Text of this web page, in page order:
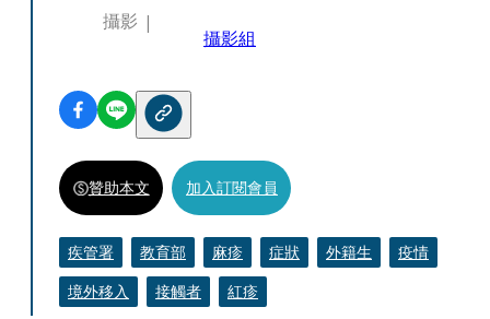
攝影
攝影組
贊助本文 加入訂閱會員
疾管署 教育部 麻疹 症狀 外籍生
疫情
境外移入
接觸者 紅疹